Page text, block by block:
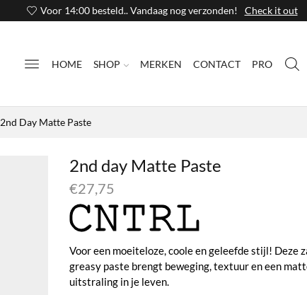
Voor 14:00 besteld.. Vandaag nog verzonden! Check it out
HOME SHOP MERKEN CONTACT PRO
2nd Day Matte Paste
2nd day Matte Paste
€27,75
Voor een moeiteloze, coole en geleefde stijl! Deze
greasy paste brengt beweging, textuur en een
uitstraling in je leven.